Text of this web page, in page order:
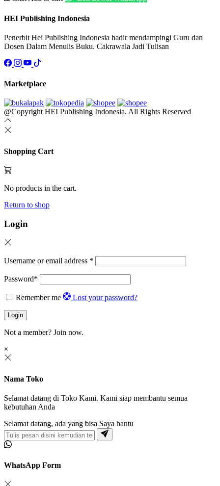
HEI Publishing Indonesia
Penerbit Hei Publishing Indonesia hadir mendampingi Guru dan
Dosen Dalam Menulis Buku. Cakrawala Jadi Tulisan
Marketplace
@Copyright HEI Publishing Indonesia. All Rights Reserved
Shopping Cart
No products in the cart.
Return to shop
Login
Username or email address *
Password*
Remember me Lost your password?
Login
Not a member? Join now.
×
Nama Toko
Selamat datang di Toko Kami. Kami siap membantu semua
kebutuhan Anda
Selamat datang, ada yang bisa Saya bantu
WhatsApp Form